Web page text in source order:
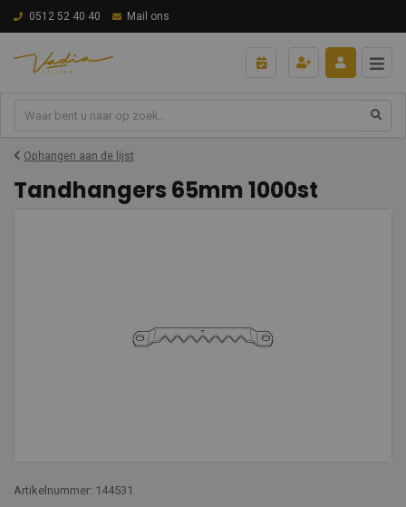
0512 52 40 40 Mail ons
Ophangen aan de lijst
Tandhangers 65mm 1000st
Artikelnummer: 144531